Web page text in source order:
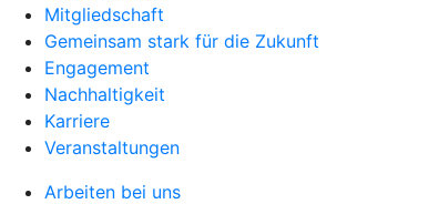
Mitgliedschaft
Gemeinsam stark für die Zukunft
Engagement
Nachhaltigkeit
Karriere
Veranstaltungen
Arbeiten bei uns